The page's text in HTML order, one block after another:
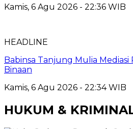
Kamis, 6 Agu 2026 - 22:36 WIB
HEADLINE
Babinsa Tanjung Mulia Mediasi
Binaan
Kamis, 6 Agu 2026 - 22:34 WIB
HUKUM &